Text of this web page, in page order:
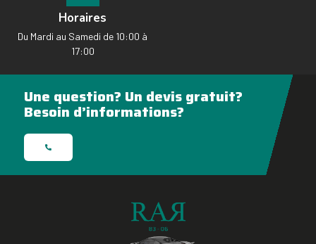
Horaires
Du Mardi au Samedi de 10:00 à
17:00
Une question? Un devis gratuit?
Besoin d’informations?